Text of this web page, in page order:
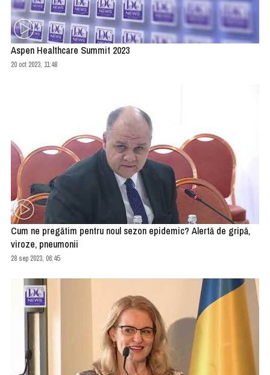
Aspen Healthcare Summit 2023
20 oct 2023, 11:48
Cum ne pregătim pentru noul sezon epidemic? Alertă de gripă,
viroze, pneumonii
28 sep 2023, 06:45